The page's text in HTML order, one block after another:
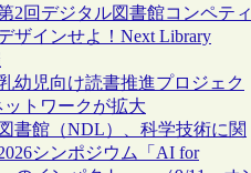
2回デジタル図書館コンペティ
ザインせよ！Next Library
幼児向け読書推進プロジェク
ットワークが拡大
書館（NDL）、科学技術に関
シンポジウム「AI for